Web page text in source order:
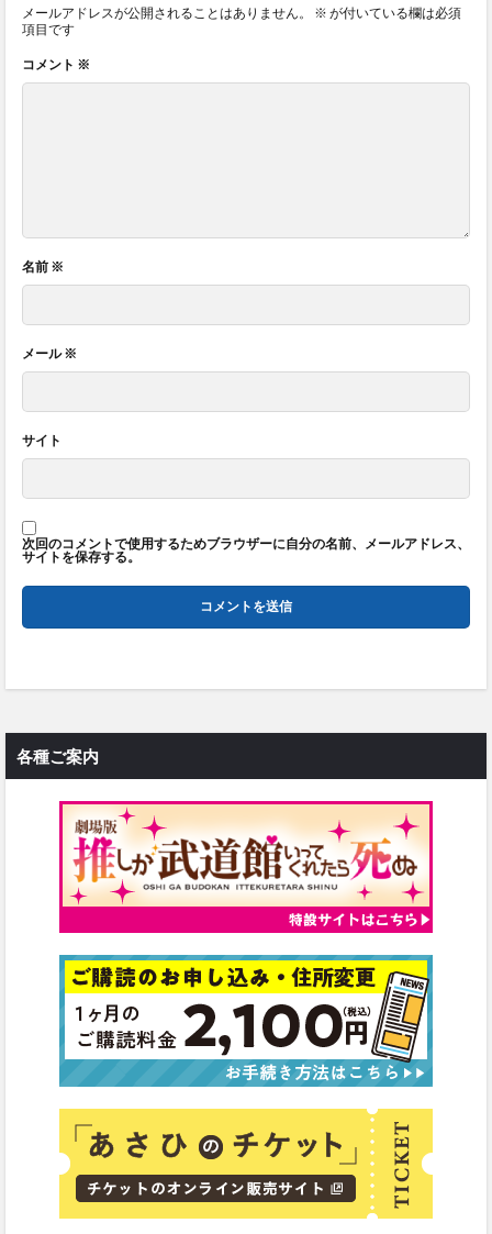
メールアドレスが公開されることはありません。 ※ が付いている欄は必須
項目です
コメント ※
名前 ※
メール※
サイト
次回のコメントで使用するためブラウザーに自分の名前、メールアドレス、
サイトを保存する。
各種ご案内